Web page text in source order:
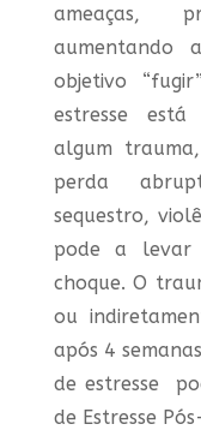
ameaças,
aumentando
objetivo
estresse
algum
perda
sequestro,
pode a levar
choque. O
ou
após 4
de estresse
de Estresse